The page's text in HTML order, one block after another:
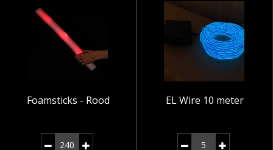
Foamsticks - Rood EL Wire 10 meter